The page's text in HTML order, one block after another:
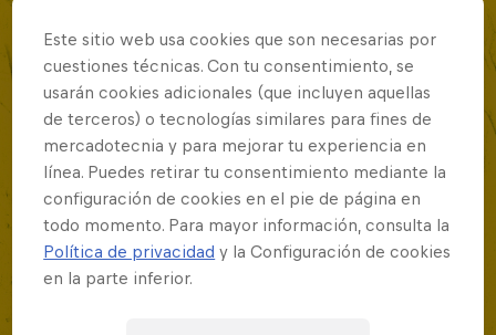
Este sitio web usa cookies que son necesarias por
cuestiones técnicas. Con tu consentimiento, se
usarán cookies adicionales (que incluyen aquellas
de terceros) o tecnologías similares para fines de
mercadotecnia y para mejorar tu experiencia en
línea. Puedes retirar tu consentimiento mediante la
configuración de cookies en el pie de página en
todo momento. Para mayor información, consulta la
Política de privacidad y la Configuración de cookies
en la parte inferior.